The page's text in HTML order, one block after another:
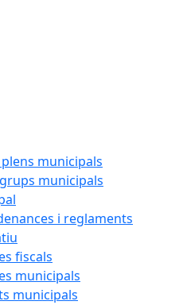
municipals
municipals
i reglaments
fiscals
municipals
municipals